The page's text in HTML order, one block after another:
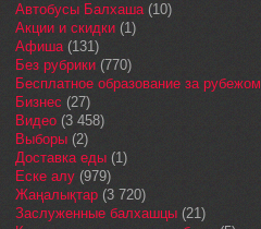
Автобусы Балхаша(10)
Акции и скидки (1)
Афиша(131)
Без рубрики (770)
Бесплатное образование за рубежом
Бизнес (27)
Видео (3 458)
Выборы (2)
Доставка еды (1)
Еске алу (979)
Жаңалықтар (3 720)
Заслуженные балхашцы (21)